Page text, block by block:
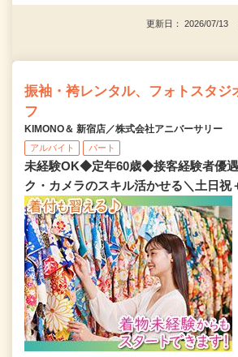
更新日： 2026/07/13
振袖・袴レンタル、フォトスタジ
フ
KIMONO＆ 新宿店／株式会社アニバーサリー
アルバイト パート
未経験OK◆定年60歳◆接客経験者優
ク・カメラのスキル活かせる＼土日祝